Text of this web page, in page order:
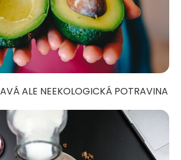
ALE NEEKOLOGICKÁ POTRAVINA